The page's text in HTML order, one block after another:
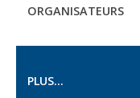
ORGANISATEURS
PLUS...